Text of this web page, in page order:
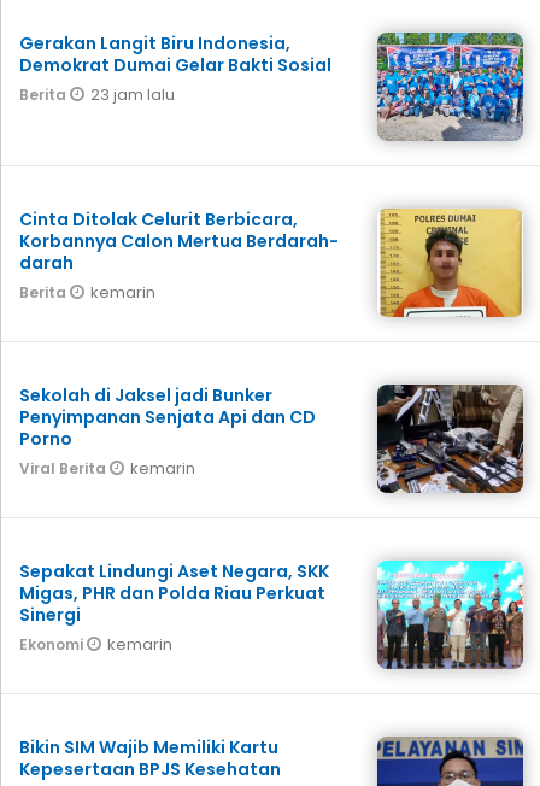
Gerakan Langit Biru Indonesia,
Demokrat Dumai Gelar Bakti Sosial
Berita 23 jam lalu
Cinta Ditolak Celurit Berbicara,
Korbannya Calon Mertua Berdarah-
darah
Berita kemarin
Sekolah di Jaksel jadi Bunker
Penyimpanan Senjata Api dan CD
Porno
Viral Berita kemarin
Sepakat Lindungi Aset Negara, SKK
Migas, PHR dan Polda Riau Perkuat
Sinergi
Ekonomi kemarin
Bikin SIM Wajib Memiliki Kartu
Kepesertaan BPJS Kesehatan